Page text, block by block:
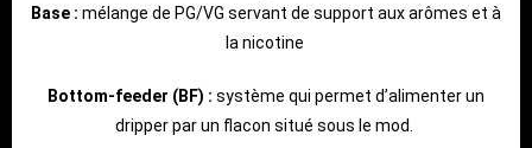
Base : mélange de PG/VG servant de support aux arômes et à
la nicotine
Bottom-feeder (BF) : système qui permet d’alimenter un
dripper par un flacon situé sous le mod.